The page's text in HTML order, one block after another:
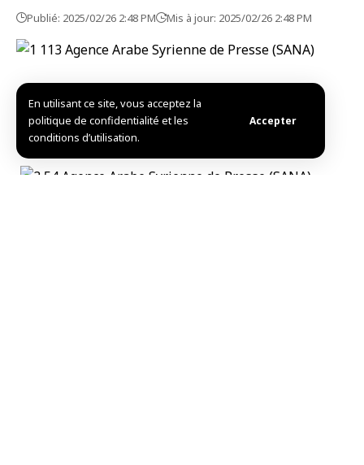
En utilisant ce site, vous acceptez la
politique de confidentialité et les
conditions d’utilisation.
Accepter
Publié: 2025/02/26 2:48 PM Mis à jour: 2025/02/26 2:48 PM